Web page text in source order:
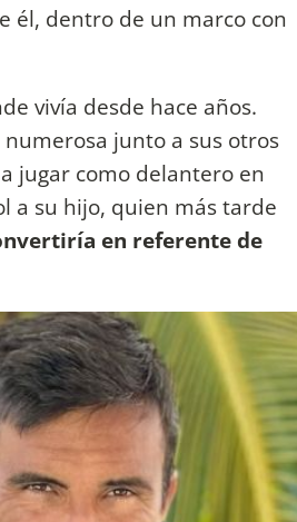
él, dentro de un marco con
vivía desde hace años.
junto a sus otros
jugar como delantero en
a su hijo, quien más tarde
en referente de